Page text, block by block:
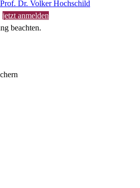
Prof. Dr. Volker Hochschild
jetzt anmelden
beachten.